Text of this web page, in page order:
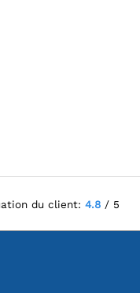
du client: 4.8 / 5